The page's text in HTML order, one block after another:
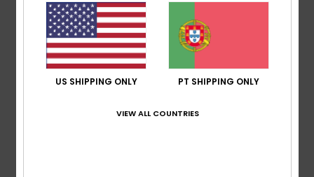
Gola:gola redonda
Detalhe:canelado 1x1 no colarinho
Estampado:estampado sazonal da Quiksilver no
peito e nas costas.
Etiqueta da marca: pacote de etiquetas recicladas
US SHIPPING ONLY PT SHIPPING ONLY
VIEW ALL COUNTRIES